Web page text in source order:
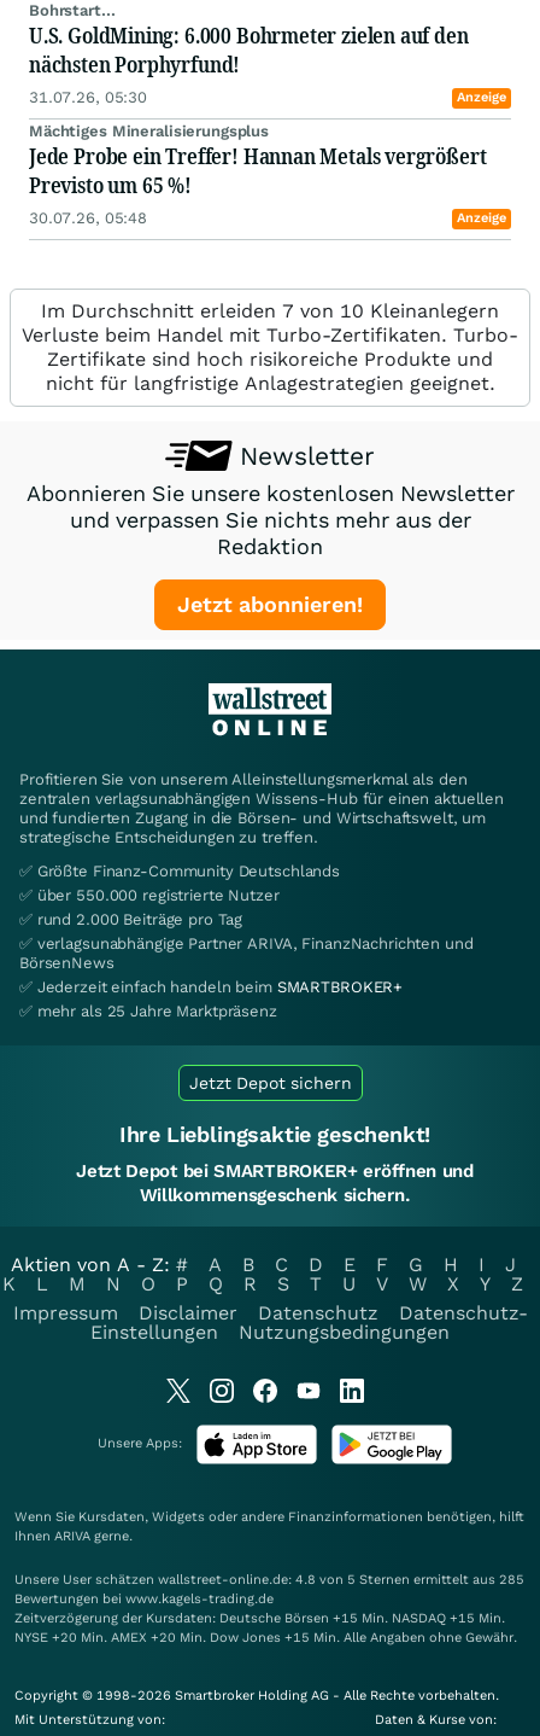
Bohrstart...
U.S. GoldMining: 6.000 Bohrmeter zielen auf den
nächsten Porphyrfund!
31.07.26, 05:30 Anzeige
Mächtiges Mineralisierungsplus
Jede Probe ein Treffer! Hannan Metals vergrößert
Previsto um 65 %!
30.07.26, 05:48 Anzeige
Im Durchschnitt erleiden 7 von 10 Kleinanlegern
Verluste beim Handel mit Turbo-Zertifikaten. Turbo-
Zertifikate sind hoch risikoreiche Produkte und
nicht für langfristige Anlagestrategien geeignet.
Newsletter
Abonnieren Sie unsere kostenlosen Newsletter
und verpassen Sie nichts mehr aus der
Redaktion
Jetzt abonnieren!
Profitieren Sie von unserem Alleinstellungsmerkmal als den
zentralen verlagsunabhängigen Wissens-Hub für einen aktuellen
und fundierten Zugang in die Börsen- und Wirtschaftswelt, um
strategische Entscheidungen zu treffen.
✅ Größte Finanz-Community Deutschlands
✅ über 550.000 registrierte Nutzer
✅ rund 2.000 Beiträge pro Tag
✅ verlagsunabhängige Partner ARIVA, FinanzNachrichten und
BörsenNews
✅ Jederzeit einfach handeln beim SMARTBROKER+
✅ mehr als 25 Jahre Marktpräsenz
Jetzt Depot sichern
Ihre Lieblingsaktie geschenkt!
Jetzt Depot bei SMARTBROKER+ eröffnen und
Willkommensgeschenk sichern.
Aktien von A - Z: # A B C D E F G H I
J
K
L M N O P Q R S T U V W X Y
Z
Impressum
Disclaimer Datenschutz
Datenschutz-
Einstellungen
Nutzungsbedingungen
Unsere Apps:
Wenn Sie Kursdaten, Widgets oder andere Finanzinformationen benötigen, hilft
Ihnen ARIVA gerne.
Unsere User schätzen wallstreet-online.de: 4.8 von 5 Sternen ermittelt aus 285
Bewertungen bei www.kagels-trading.de
Zeitverzögerung der Kursdaten: Deutsche Börsen +15 Min. NASDAQ +15 Min.
NYSE +20 Min. AMEX +20 Min. Dow Jones +15 Min. Alle Angaben ohne Gewähr.
Copyright © 1998-2026 Smartbroker Holding AG - Alle Rechte vorbehalten.
Mit Unterstützung von:
Daten & Kurse von: